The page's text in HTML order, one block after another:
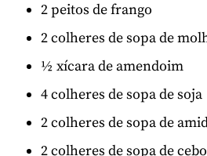
2 peitos de frango
2 colheres de sopa de
½ xícara de amendoim
4 colheres de sopa de soja
2 colheres de sopa de
2 colheres de sopa de